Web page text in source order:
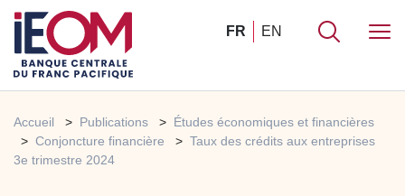
FR EN
Accueil Publications
Études économiques et financières
Conjoncture financière
Taux des crédits aux entreprises
3e trimestre 2024